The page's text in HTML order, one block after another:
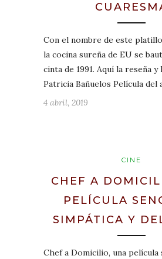
Con el nombre de este
la cocina sureña de EU se
cinta de 1991. Aquí la reseña y
Patricia Bañuelos Película del
4 abril, 2019
CINE
CHEF A
PELÍCULA
SIMPÁTICA Y
Chef a Domicilio, una película